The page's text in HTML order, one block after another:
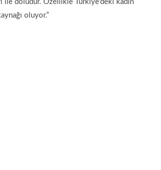
ile doludur. Özellikle Türkiye’deki kadın
oluyor.”